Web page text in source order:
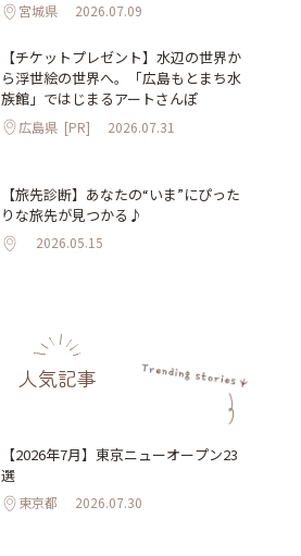
宮城県 2026.07.09
【チケットプレゼント】水辺の世界か
ら浮世絵の世界へ。「広島もとまち水
族館」ではじまるアートさんぽ
広島県 [PR] 2026.07.31
【旅先診断】あなたの“いま”にぴった
りな旅先が見つかる♪
2026.05.15
人気記事
【2026年7月】東京ニューオープン23
選
東京都 2026.07.30